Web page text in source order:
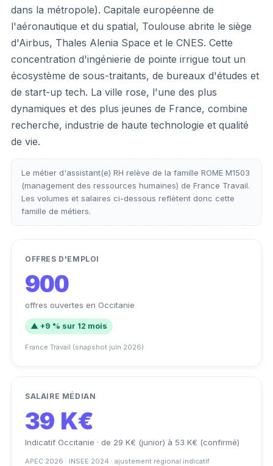
dans la métropole). Capitale européenne de
l'aéronautique et du spatial, Toulouse abrite le siège
d'Airbus, Thales Alenia Space et le CNES. Cette
concentration d'ingénierie de pointe irrigue tout un
écosystème de sous-traitants, de bureaux d'études et
de start-up tech. La ville rose, l'une des plus
dynamiques et des plus jeunes de France, combine
recherche, industrie de haute technologie et qualité
de vie.
Le métier d'assistant(e) RH relève de la famille ROME M1503
(management des ressources humaines) de France Travail.
Les volumes et salaires ci-dessous reflètent donc cette
famille de métiers.
OFFRES D'EMPLOI
900
offres ouvertes en Occitanie
▲ +9 % sur 12 mois
France Travail (snapshot juin 2026)
SALAIRE MÉDIAN
39 K€
Indicatif Occitanie · de 29 K€ (junior) à 53 K€ (confirmé)
APEC 2026 · INSEE 2024 · ajustement régional indicatif